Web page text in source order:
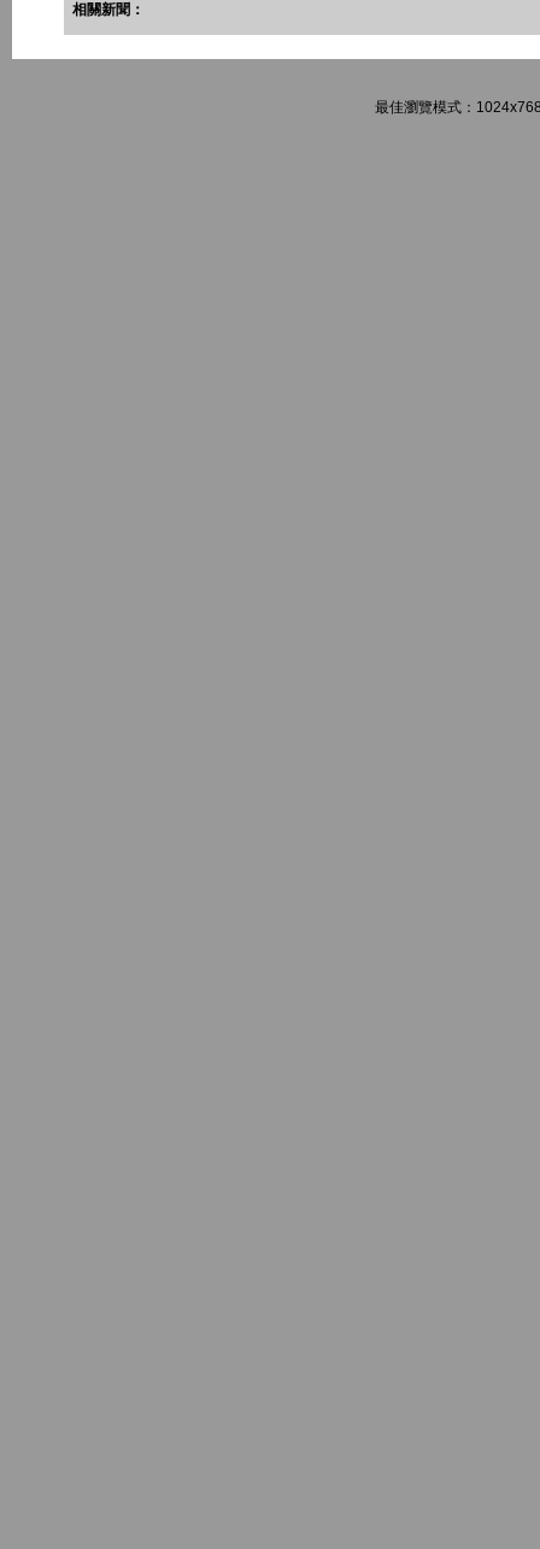
相關新聞：
最佳瀏覽模式：